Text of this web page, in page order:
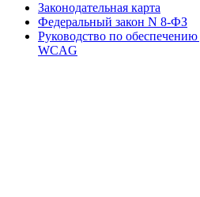
Законодательная карта
Федеральный закон N 8-ФЗ
Руководство по
WCAG